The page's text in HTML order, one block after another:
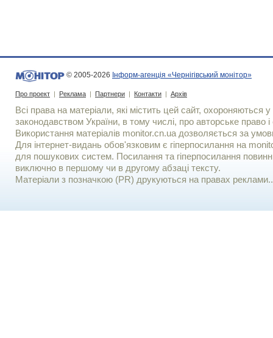
© 2005-2026 Інформ-агенція «Чернігівський монітор»
Про проект | Реклама | Партнери | Контакти | Архів
Всі права на матеріали, які містить цей сайт, охороняються у
законодавством України, в тому числі, про авторське право і
Використання матерiалiв monitor.cn.ua дозволяється за
Для iнтернет-видань обов'язковим є гiперпосилання на
для пошукових систем. Посилання та гіперпосилання
виключно в першому чи в другому абзаці тексту.
Матеріали з позначкою (PR) друкуються на правах реклами..